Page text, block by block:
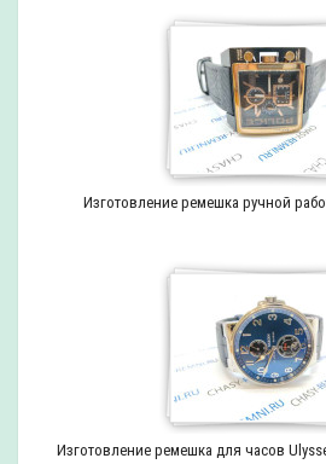
Изготовление ремешка ручной
Изготовление ремешка для часов